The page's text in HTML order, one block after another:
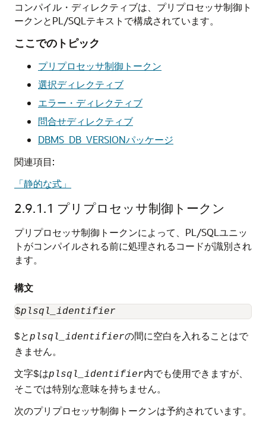
コンパイル・ディレクティブは、プリプロセッサ制御ト
ークンとPL/SQLテキストで構成されています。
ここでのトピック
プリプロセッサ制御トークン
選択ディレクティブ
エラー・ディレクティブ
問合せディレクティブ
DBMS_DB_VERSIONパッケージ
関連項目:
「静的な式」
2.9.1.1 プリプロセッサ制御トークン
プリプロセッサ制御トークンによって、PL/SQLユニッ
トがコンパイルされる前に処理されるコードが識別され
ます。
構文
$plsql_identifier
$とplsql_identifierの間に空白を入れることはで
きません。
文字$はplsql_identifier内でも使用できますが、
そこでは特別な意味を持ちません。
次のプリプロセッサ制御トークンは予約されています。